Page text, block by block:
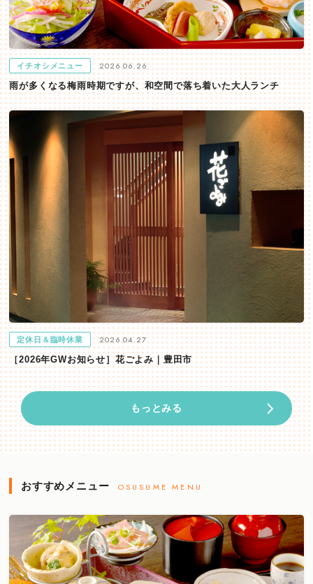
イチオシメニュー 2026.06.26
雨が多くなる梅雨時期ですが、和空間で落ち着いた大人ランチ
定休日＆臨時休業 2026.04.27
［2026年GWお知らせ］花ごよみ｜豊田市
もっとみる
おすすめメニュー OSUSUME MENU